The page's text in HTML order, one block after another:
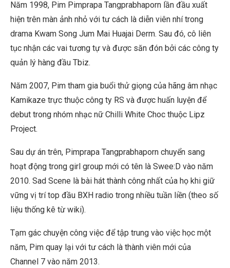
Năm 1998, Pim Pimprapa Tangprabhaporn lần đầu xuất
hiện trên màn ảnh nhỏ với tư cách là diễn viên nhí trong
drama Kwam Song Jum Mai Huajai Derm. Sau đó, cô liên
tục nhận các vai tương tự và được săn đón bởi các công ty
quản lý hàng đầu Tbiz.
Năm 2007, Pim tham gia buổi thử giọng của hãng âm nhạc
Kamikaze trực thuộc công ty RS và được huấn luyện để
debut trong nhóm nhạc nữ Chilli White Choc thuộc Lipz
Project.
Sau dự án trên, Pimprapa Tangprabhaporn chuyển sang
hoạt động trong girl group mới có tên là Swee:D vào năm
2010. Sad Scene là bài hát thành công nhất của họ khi giữ
vững vị trí top đầu BXH radio trong nhiều tuần liền (theo số
liệu thống kê từ wiki).
Tạm gác chuyện công việc để tập trung vào việc học một
năm, Pim quay lại với tư cách là thành viên mới của
Channel 7 vào năm 2013.